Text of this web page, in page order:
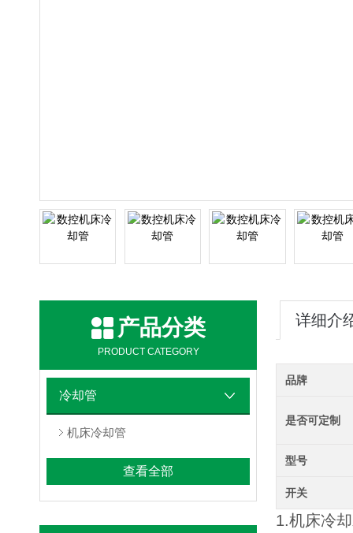
产品分类
PRODUCT CATEGORY
冷却管
机床冷却管
查看全部
详细介
品牌
是否可定制
型号
开关
1.机床冷